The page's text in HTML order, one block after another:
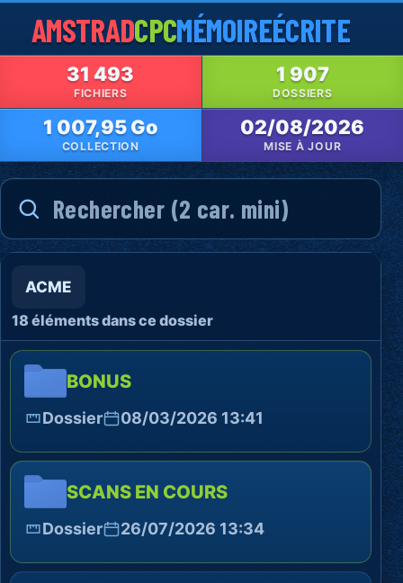
AMSTRADCPCMÉMOIREÉCRITE
31 493
FICHIERS
1 907
DOSSIERS
1 007,95 Go
COLLECTION
02/08/2026
MISE À JOUR
ACME
18 éléments dans ce dossier
BONUS
Dossier 08/03/2026 13:41
SCANS EN COURS
Dossier 26/07/2026 13:34